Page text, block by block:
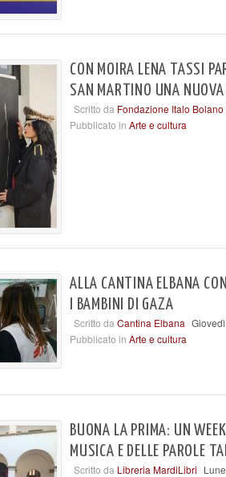
CON MOIRA LENA TASSI
SAN MARTINO UNA
Scritto da Fondazione Italo Bolano
Pubblicato in Arte e cultura
ALLA CANTINA ELBANA
I BAMBINI DI GAZA
Scritto da Cantina Elbana
Pubblicato in Arte e cultura
BUONA LA PRIMA: UN
MUSICA E DELLE PAROLE
Scritto da Libreria MardiLibri